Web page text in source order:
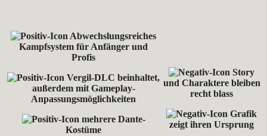
Abwechslungsreiches
Kampfsystem für Anfänger und
Profis
Vergil-DLC beinhaltet,
außerdem mit Gameplay-
Anpassungsmöglichkeiten
mehrere Dante-
Kostüme
Story
und Charaktere bleiben
recht blass
Grafik
zeigt ihren Ursprung